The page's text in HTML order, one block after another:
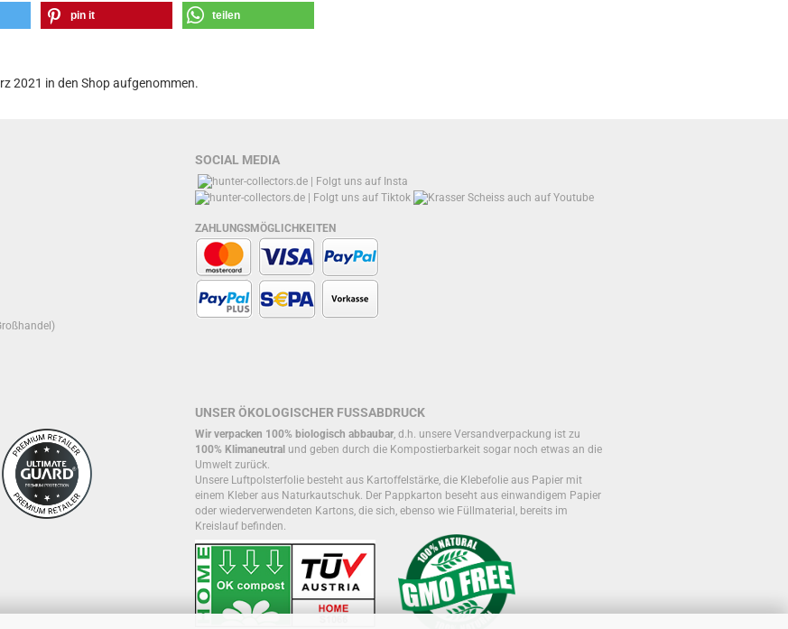
pin it teilen
2021 in den Shop aufgenommen.
SOCIAL MEDIA
ZAHLUNGSMÖGLICHKEITEN
UNSER ÖKOLOGISCHER FUSSABDRUCK
Wir verpacken 100% biologisch abbaubar, d.h. unsere Versandverpackung ist zu
100% Klimaneutral und geben durch die Kompostierbarkeit sogar noch etwas an die
Umwelt zurück.
Unsere Luftpolsterfolie besteht aus Kartoffelstärke, die Klebefolie aus Papier mit
einem Kleber aus Naturkautschuk. Der Pappkarton beseht aus einwandigem Papier
oder wiederverwendeten Kartons, die sich, ebenso wie Füllmaterial, bereits im
Kreislauf befinden.